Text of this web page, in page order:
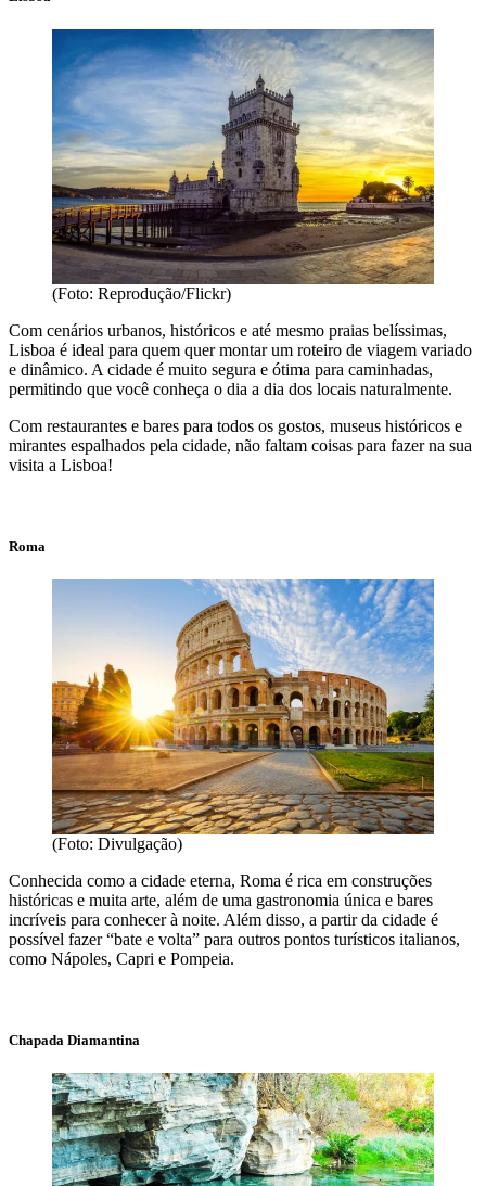
(Foto: Reprodução/Flickr)
Com cenários urbanos, históricos e até mesmo praias belíssimas,
Lisboa é ideal para quem quer montar um roteiro de viagem variado
e dinâmico. A cidade é muito segura e ótima para caminhadas,
permitindo que você conheça o dia a dia dos locais naturalmente.
Com restaurantes e bares para todos os gostos, museus históricos e
mirantes espalhados pela cidade, não faltam coisas para fazer na sua
visita a Lisboa!
Roma
(Foto: Divulgação)
Conhecida como a cidade eterna, Roma é rica em construções
históricas e muita arte, além de uma gastronomia única e bares
incríveis para conhecer à noite. Além disso, a partir da cidade é
possível fazer “bate e volta” para outros pontos turísticos italianos,
como Nápoles, Capri e Pompeia.
Chapada Diamantina